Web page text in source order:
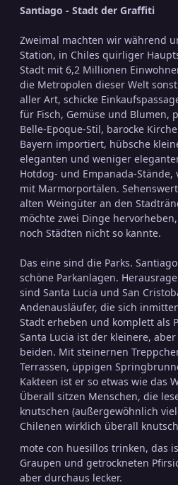
Santiago - Stadt der Graffiti
Zweimal machten wir während
Station, in Chiles quirliger
Stadt mit 6,2 Millionen
die Metropolen dieser Welt
aller Art, schicke
für Fisch, Gemüse und Blumen,
Belle-Epoque-Stil, barocke
Bayern importiert, hübsche
eleganten und weniger
Hotdog- und Empanada-
mit Marmorportälen.
alten Weingüter an den
möchte zwei Dinge
noch Städten nicht so kannte.
Das eine sind die Parks.
schöne Parkanlagen.
sind Santa Lucia und San
Andenausläufer, die sich
Stadt erheben und komplett als
Santa Lucia ist der kleinere,
beiden. Mit steinernen
Terrassen, üppigen
Kakteen ist er so etwas wie das
Überall sitzen Menschen, die
knutschen (außergewöhnlich
Chilenen wirklich überall
mote con huesillos trinken, das
Graupen und getrockneten
aber durchaus lecker.